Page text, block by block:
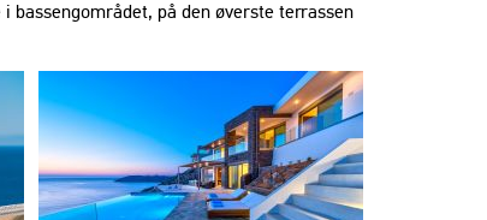
bassengområdet, på den øverste terrassen